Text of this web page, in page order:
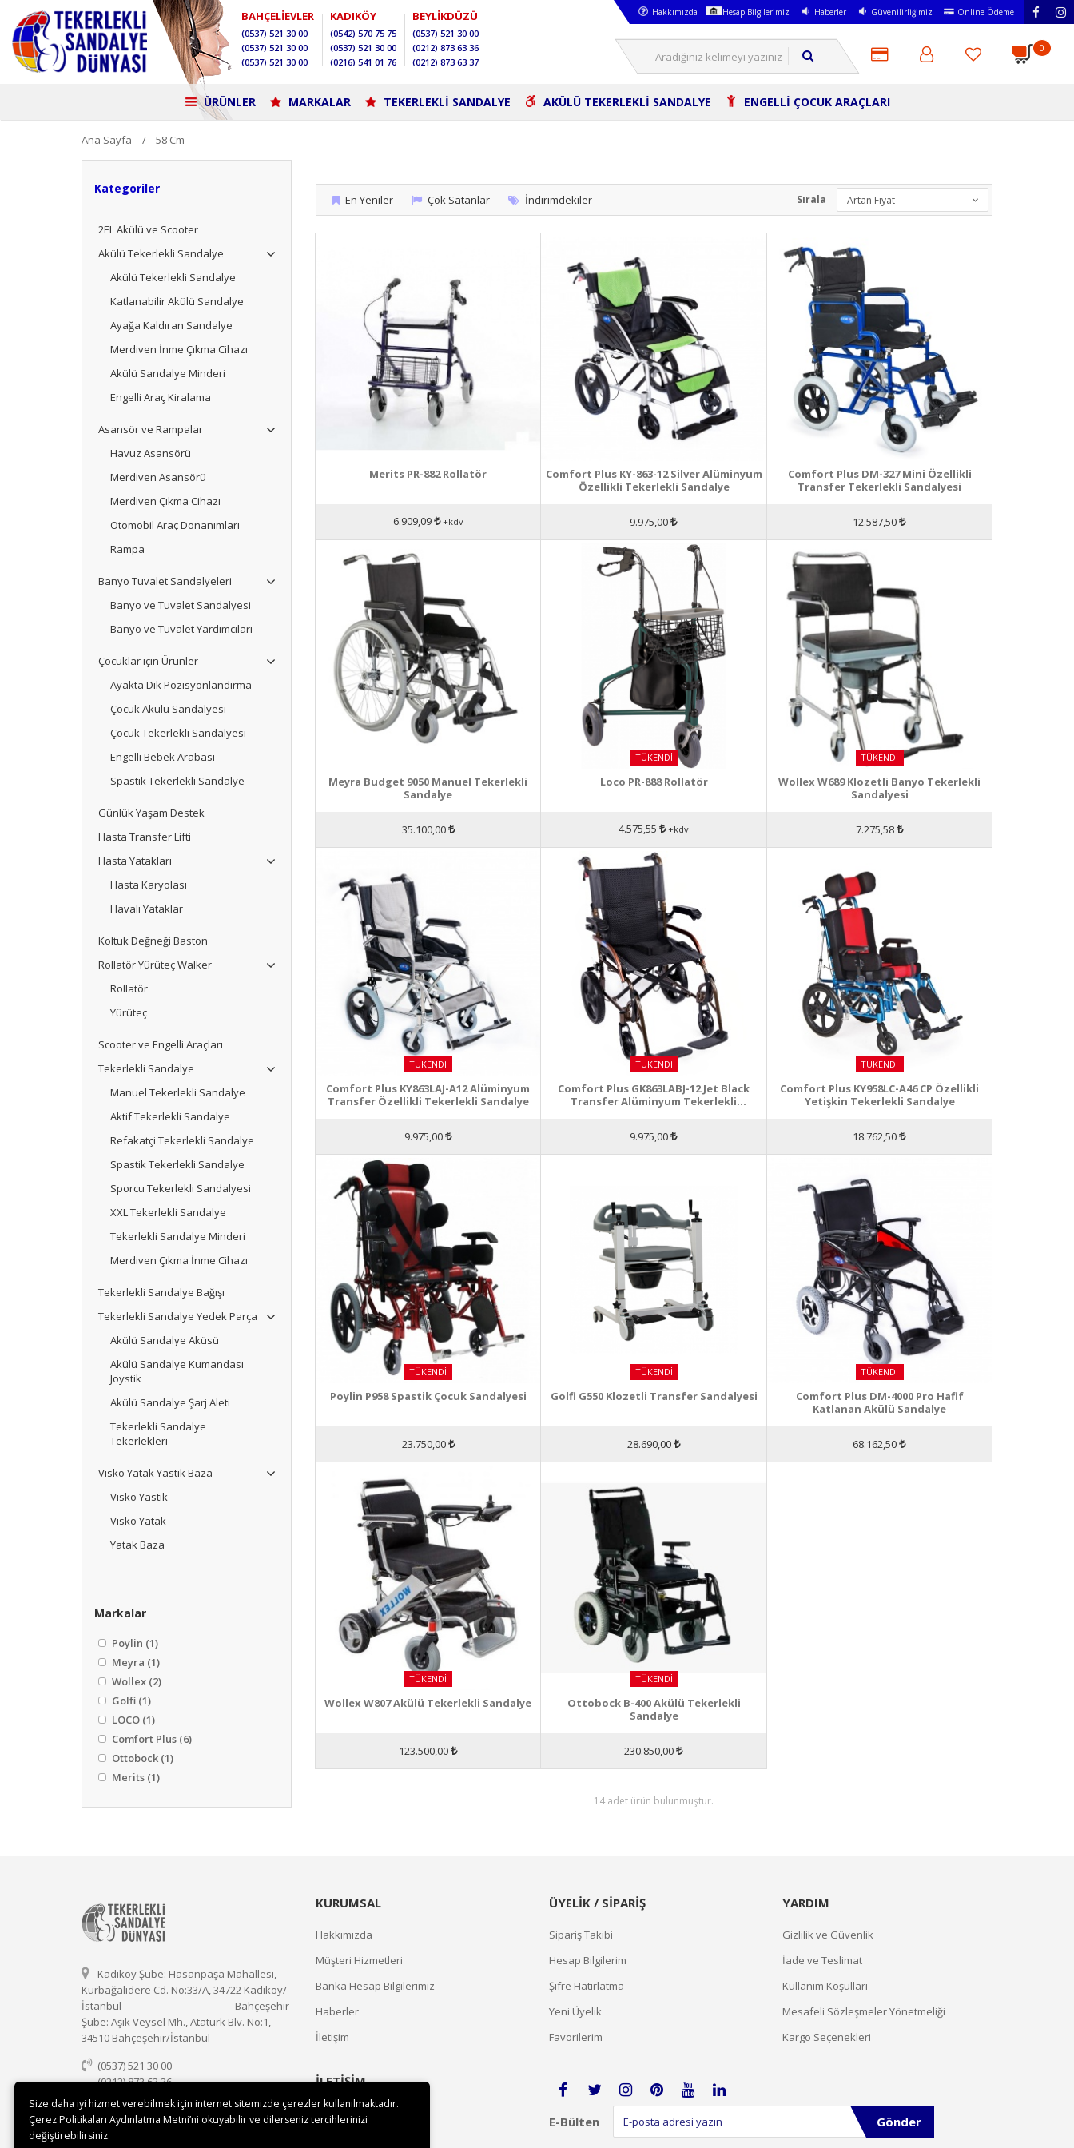
BAHÇELİEVLER
(0537) 521 30 00
(0537) 521 30 00
(0537) 521 30 00
KADIKÖY
(0542) 570 75 75
(0537) 521 30 00
(0216) 541 01 76
BEYLİKDÜZÜ
(0537) 521 30 00
(0212) 873 63 36
(0212) 873 63 37
Hakkımızda Hesap Bilgilerimiz Haberler Güvenilirliğimiz Online Ödeme
0
ÜRÜNLER MARKALAR TEKERLEKLİ SANDALYE AKÜLÜ TEKERLEKLİ SANDALYE ENGELLİ ÇOCUK ARAÇLARI
Ana Sayfa 58 Cm
Kategoriler
2EL Akülü ve Scooter
Akülü Tekerlekli Sandalye
Akülü Tekerlekli Sandalye
Katlanabilir Akülü Sandalye
Ayağa Kaldıran Sandalye
Merdiven İnme Çıkma Cihazı
Akülü Sandalye Minderi
Engelli Araç Kiralama
Asansör ve Rampalar
Havuz Asansörü
Merdiven Asansörü
Merdiven Çıkma Cihazı
Otomobil Araç Donanımları
Rampa
Banyo Tuvalet Sandalyeleri
Banyo ve Tuvalet Sandalyesi
Banyo ve Tuvalet Yardımcıları
Çocuklar için Ürünler
Ayakta Dik Pozisyonlandırma
Çocuk Akülü Sandalyesi
Çocuk Tekerlekli Sandalyesi
Engelli Bebek Arabası
Spastik Tekerlekli Sandalye
Günlük Yaşam Destek
Hasta Transfer Lifti
Hasta Yatakları
Hasta Karyolası
Havalı Yataklar
Koltuk Değneği Baston
Rollatör Yürüteç Walker
Rollatör
Yürüteç
Scooter ve Engelli Araçları
Tekerlekli Sandalye
Manuel Tekerlekli Sandalye
Aktif Tekerlekli Sandalye
Refakatçi Tekerlekli Sandalye
Spastik Tekerlekli Sandalye
Sporcu Tekerlekli Sandalyesi
XXL Tekerlekli Sandalye
Tekerlekli Sandalye Minderi
Merdiven Çıkma İnme Cihazı
Tekerlekli Sandalye Bağışı
Tekerlekli Sandalye Yedek Parça
Akülü Sandalye Aküsü
Akülü Sandalye Kumandası
Joystik
Akülü Sandalye Şarj Aleti
Tekerlekli Sandalye
Tekerlekleri
Visko Yatak Yastık Baza
Visko Yastık
Visko Yatak
Yatak Baza
Markalar
Poylin (1)
Meyra (1)
Wollex (2)
Golfi (1)
LOCO (1)
Comfort Plus (6)
Ottobock (1)
Merits (1)
En Yeniler Çok Satanlar İndirimdekiler Sırala
Merits PR-882 Rollatör
6.909,09 +kdv
Comfort Plus KY-863-12 Silver Alüminyum
Özellikli Tekerlekli Sandalye
9.975,00
Comfort Plus DM-327 Mini Özellikli
Transfer Tekerlekli Sandalyesi
12.587,50
Meyra Budget 9050 Manuel Tekerlekli
Sandalye
35.100,00
TÜKENDI
Loco PR-888 Rollatör
4.575,55 +kdv
TÜKENDI
Wollex W689 Klozetli Banyo Tekerlekli
Sandalyesi
7.275,58
TÜKENDI
Comfort Plus KY863LAJ-A12 Alüminyum
Transfer Özellikli Tekerlekli Sandalye
9.975,00
TÜKENDI
Comfort Plus GK863LABJ-12 Jet Black
Transfer Alüminyum Tekerlekli
9.975,00
TÜKENDI
Comfort Plus KY958LC-A46 CP Özellikli
Yetişkin Tekerlekli Sandalye
18.762,50
TÜKENDI
Poylin P958 Spastik Çocuk Sandalyesi
23.750,00
TÜKENDI
Golfi G550 Klozetli Transfer Sandalyesi
28.690,00
TÜKENDI
Comfort Plus DM-4000 Pro Hafif
Katlanan Akülü Sandalye
68.162,50
TÜKENDI
Wollex W807 Akülü Tekerlekli Sandalye
123.500,00
TÜKENDI
Ottobock B-400 Akülü Tekerlekli
Sandalye
230.850,00
14 adet ürün bulunmuştur.
Kadıköy Şube: Hasanpaşa Mahallesi,
Kurbağalıdere Cd. No:33/A, 34722 Kadıköy/
İstanbul ---------------------------------- Bahçeşehir
Şube: Aşık Veysel Mh., Atatürk Blv. No:1,
34510 Bahçeşehir/İstanbul
(0537) 521 30 00
(0212) 873 63 36
(0537) 521 30 00
satis@tekerleklisandalyedunyasi.com
KURUMSAL
Hakkımızda
Müşteri Hizmetleri
Banka Hesap Bilgilerimiz
Haberler
İletişim
ÜYELİK / SİPARİŞ
Sipariş Takibi
Hesap Bilgilerim
Şifre Hatırlatma
Yeni Üyelik
Favorilerim
YARDIM
Gizlilik ve Güvenlik
İade ve Teslimat
Kullanım Koşulları
Mesafeli Sözleşmeler Yönetmeliği
Kargo Seçenekleri
İLETİŞİM
E-Bülten Gönder
Size daha iyi hizmet verebilmek için internet sitemizde çerezler kullanılmaktadır.
Çerez Politikaları Aydınlatma Metni’ni okuyabilir ve dilerseniz tercihlerinizi
değiştirebilirsiniz.